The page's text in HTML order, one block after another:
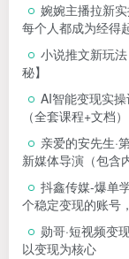
婉婉主播拉新
每个人都成为经得
小说推文新玩
秘】
AI智能变现实
（全套课程+文档）
亲爱的安先生·
新媒体导演（包含
抖鑫传媒-爆单
个稳定变现的账号
勋哥·短视频变
以变现为核心